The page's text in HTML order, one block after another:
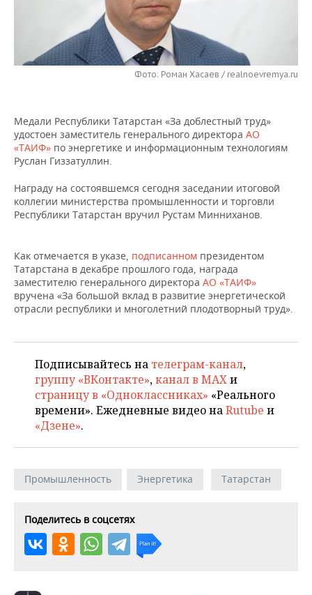
ОПК
РОЗНИЧНАЯ ТОРГОВЛЯ
ТРАНСПОРТ
НОВОСТИ ТЕХНОЛОГИЙ
ТЕЛЕКОММУНИКАЦИИ
МЕРОПРИЯТИЯ
НОВОСТИ МЕРОПРИЯТИЙ
ВЫЕЗДНАЯ РЕДАКЦИЯ
БИЗНЕС-БРАНЧИ
ONLINE-КОНФЕРЕНЦИИ
СПОРТ
ХОККЕЙ
ВОЛЕЙБОЛ
ФИГУРНОЕ КАТАНИЕ
ВОДНЫЕ ВИДЫ СПОРТА
ХОККЕЙ С МЯЧОМ
НОВОСТИ ОБЩЕСТВА
ВЛАСТЬ
ИСТОРИЯ
МЕДИЦИНА
ОБРАЗОВАНИЕ
ПРОИСШЕСТВИЯ
ФОТОГАЛЕРЕЯ
СЮЖЕТЫ
СПИСОК ПЕРСОН
ПОЛНАЯ ВЕРСИЯ
Фото: Роман Хасаев / realnoevremya.ru
Медали Республики Татарстан «За доблестный труд»
удостоен заместитель генерального директора АО
«ТАИФ» по энергетике и информационным технологиям
Руслан Гиззатуллин.
Награду на состоявшемся сегодня заседании итоговой
коллегии министерства промышленности и торговли
Республики Татарстан вручил Рустам Минниханов.
Как отмечается в указе, подписанном президентом
Татарстана в декабре прошлого года, награда
заместителю генерального директора АО «ТАИФ»
вручена «За большой вклад в развитие энергетической
отрасли республики и многолетний плодотворный труд».
Подписывайтесь на телеграм-канал,
группу «ВКонтакте»,канал в MAXи
страницу в «Одноклассниках» «Реального
времени». Ежедневные видео наRutube и
«Дзене».
Промышленность Энергетика Татарстан
Поделитесь в соцсетях